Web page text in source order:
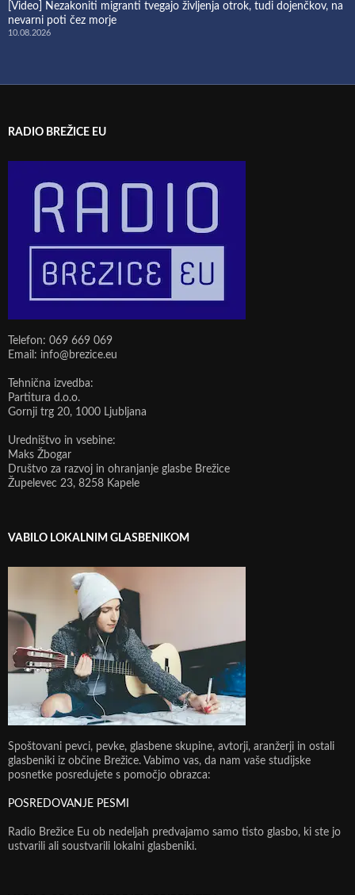
[Video] Nezakoniti migranti tvegajo življenja otrok, tudi dojenčkov, na
nevarni poti čez morje
10.08.2026
RADIO BREŽICE EU
Telefon: 069 669 069
Email: info@brezice.eu
Tehnična izvedba:
Partitura d.o.o.
Gornji trg 20, 1000 Ljubljana
Uredništvo in vsebine:
Maks Žbogar
Društvo za razvoj in ohranjanje glasbe Brežice
Župelevec 23, 8258 Kapele
VABILO LOKALNIM GLASBENIKOM
Spoštovani pevci, pevke, glasbene skupine, avtorji, aranžerji in ostali
glasbeniki iz občine Brežice. Vabimo vas, da nam vaše studijske
posnetke posredujete s pomočjo obrazca:
POSREDOVANJE PESMI
Radio Brežice Eu ob nedeljah predvajamo samo tisto glasbo, ki ste jo
ustvarili ali soustvarili lokalni glasbeniki.